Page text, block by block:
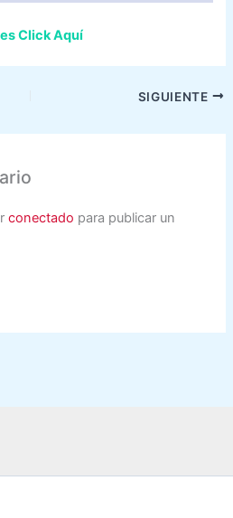
Click Aquí
SIGUIENTE
conectado para publicar un